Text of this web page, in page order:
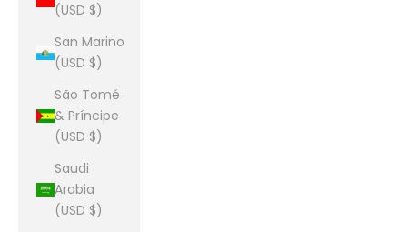
(USD $)
San Marino
(USD $)
São Tomé
& Príncipe
(USD $)
Saudi
Arabia
(USD $)